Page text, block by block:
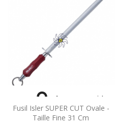
Fusil Isler SUPER CUT Ovale -
Taille Fine 31 Cm
 Aperçu rapide